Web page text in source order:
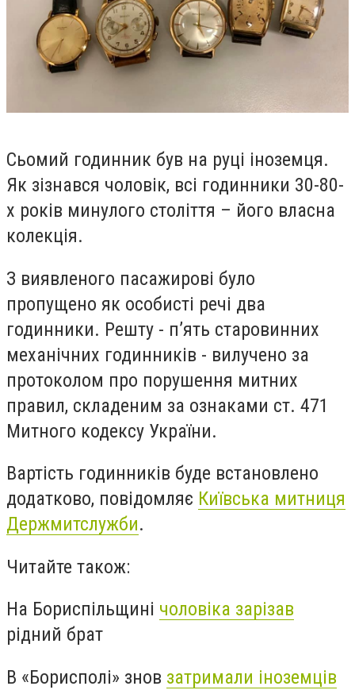
Сьомий годинник був на руці іноземця.
Як зізнався чоловік, всі годинники 30-80-
х років минулого століття – його власна
колекція.
З виявленого пасажирові було
пропущено як особисті речі два
годинники. Решту - п’ять старовинних
механічних годинників - вилучено за
протоколом про порушення митних
правил, складеним за ознаками ст. 471
Митного кодексу України.
Вартість годинників буде встановлено
додатково, повідомляє Київська митниця
Держмитслужби.
Читайте також:
На Бориспільщині чоловіка зарізав
рідний брат
В «Борисполі» знов затримали іноземців